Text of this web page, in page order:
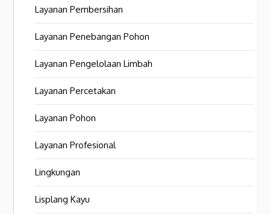
Layanan Pembersihan
Layanan Penebangan Pohon
Layanan Pengelolaan Limbah
Layanan Percetakan
Layanan Pohon
Layanan Profesional
Lingkungan
Lisplang Kayu